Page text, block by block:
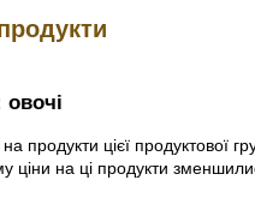
овочі
продукти цієї продуктової
ціни на ці продукти